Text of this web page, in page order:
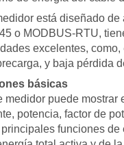
está diseñado
o MODBUS-RTU,
excelentes,
y baja pérdida
básicas
medidor puede mostrar
potencia, factor de
principales funciones